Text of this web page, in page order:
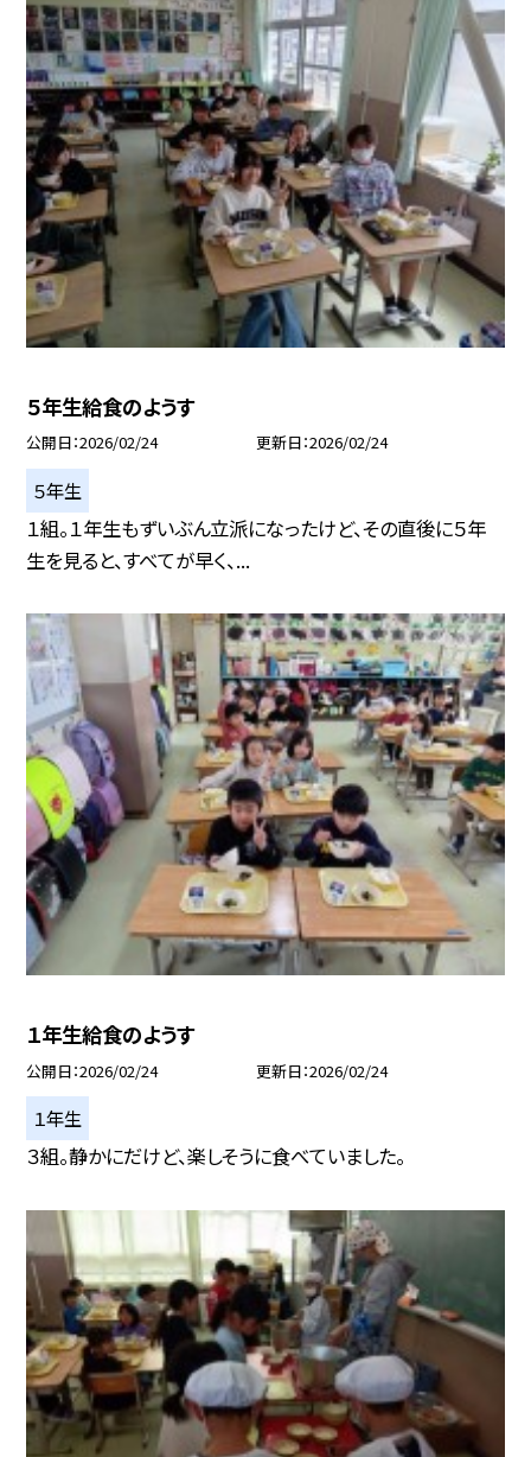
５年生給食のようす
公開日 2026/02/24 更新日 2026/02/24
５年生
１組。１年生もずいぶん立派になったけど、その直後に５年
生を見ると、すべてが早く、...
１年生給食のようす
公開日 2026/02/24 更新日 2026/02/24
１年生
３組。静かにだけど、楽しそうに食べていました。